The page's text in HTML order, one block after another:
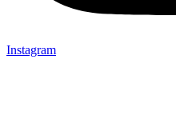
Instagram